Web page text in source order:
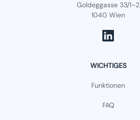
Goldeggasse 33/1–2
1040 Wien
WICHTIGES
Funktionen
FAQ